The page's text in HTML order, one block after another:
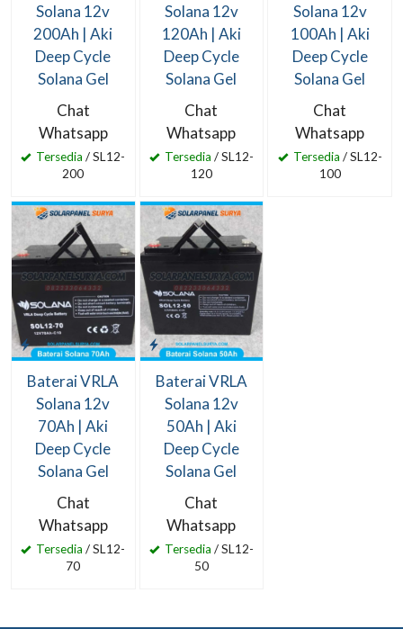
Solana 12v
200Ah | Aki
Deep Cycle
Solana Gel
Chat
Whatsapp
Tersedia / SL12-
200
Solana 12v
120Ah | Aki
Deep Cycle
Solana Gel
Chat
Whatsapp
Tersedia / SL12-
120
Solana 12v
100Ah | Aki
Deep Cycle
Solana Gel
Chat
Whatsapp
Tersedia / SL12-
100
Baterai VRLA
Solana 12v
70Ah | Aki
Deep Cycle
Solana Gel
Chat
Whatsapp
Tersedia / SL12-
70
Baterai VRLA
Solana 12v
50Ah | Aki
Deep Cycle
Solana Gel
Chat
Whatsapp
Tersedia / SL12-
50